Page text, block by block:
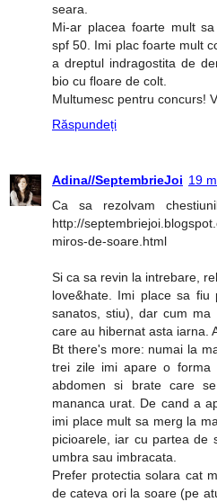
seara.
Mi-ar placea foarte mult
spf 50. Imi plac foarte mult
a dreptul indragostita de
bio cu floare de colt.
Multumesc pentru concurs!
Răspundeți
Adina//SeptembrieJoi 19
Ca sa rezolvam
http://
miros-de-soare.html
Si ca sa revin la intrebare,
love&hate. Imi place sa
sanatos, stiu), dar cum
care au hibernat asta iarna.
Bt there's more: numai la
trei zile imi apare o forma
abdomen si brate care
mananca urat. De cand a
imi place mult sa merg la
picioarele, iar cu partea de
umbra sau imbracata.
Prefer protectia solara cat
de cateva ori la soare (pe